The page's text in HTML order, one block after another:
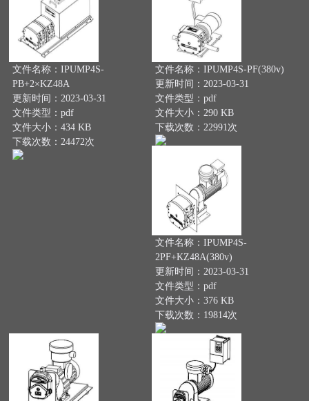
文件名称：IPUMP4S-
PB+2×KZ48A
更新时间：2023-03-31
文件类型：pdf
文件大小：434 KB
下载次数：24472次
文件名称：IPUMP4S-PF(380v)
更新时间：2023-03-31
文件类型：pdf
文件大小：290 KB
下载次数：22991次
文件名称：IPUMP4S-
2PF+KZ48A(380v)
更新时间：2023-03-31
文件类型：pdf
文件大小：376 KB
下载次数：19814次